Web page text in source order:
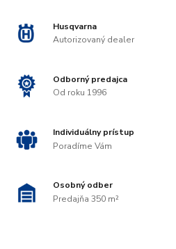
Husqvarna
Autorizovaný dealer
Odborný predajca
Od roku 1996
Individuálny prístup
Poradíme Vám
Osobný odber
Predajňa 350 m²